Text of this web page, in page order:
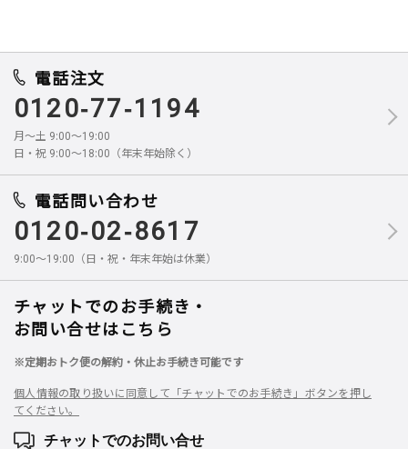
電話注文
0120-77-1194
月～土 9:00～19:00
日・祝 9:00～18:00（年末年始除く）
電話問い合わせ
0120-02-8617
9:00～19:00（日・祝・年末年始は休業）
チャットでのお手続き・
お問い合せはこちら
※定期おトク便の解約・休止お手続き可能です
個人情報の取り扱いに同意して「チャットでのお手続き」ボタンを押し
てください。
チャットでのお問い合せ